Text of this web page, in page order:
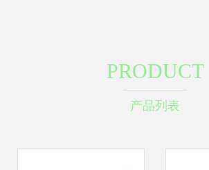
PRODUCT
产品列表